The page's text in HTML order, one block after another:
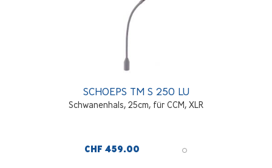
SCHOEPS TM S 250 LU
Schwanenhals, 25cm, für CCM, XLR
CHF 459.00